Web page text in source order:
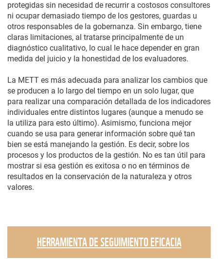
protegidas sin necesidad de recurrir a costosos consultores
ni ocupar demasiado tiempo de los gestores, guardas u
otros responsables de la gobernanza. Sin embargo, tiene
claras limitaciones, al tratarse principalmente de un
diagnóstico cualitativo, lo cual le hace depender en gran
medida del juicio y la honestidad de los evaluadores.
La METT es más adecuada para analizar los cambios que
se producen a lo largo del tiempo en un solo lugar, que
para realizar una comparación detallada de los indicadores
individuales entre distintos lugares (aunque a menudo se
la utiliza para esto último). Asimismo, funciona mejor
cuando se usa para generar información sobre qué tan
bien se está manejando la gestión. Es decir, sobre los
procesos y los productos de la gestión. No es tan útil para
mostrar si esa gestión es exitosa o no en términos de
resultados en la conservación de la naturaleza y otros
valores.
HERRAMIENTA DE SEGUIMIENTO EFICACIA